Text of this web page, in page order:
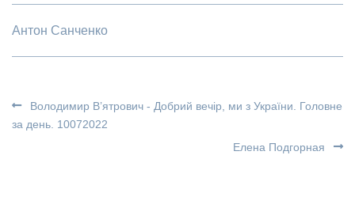
Антон Санченко
Володимир В’ятрович - Добрий вечір, ми з України. Головне
за день. 10072022
Елена Подгорная